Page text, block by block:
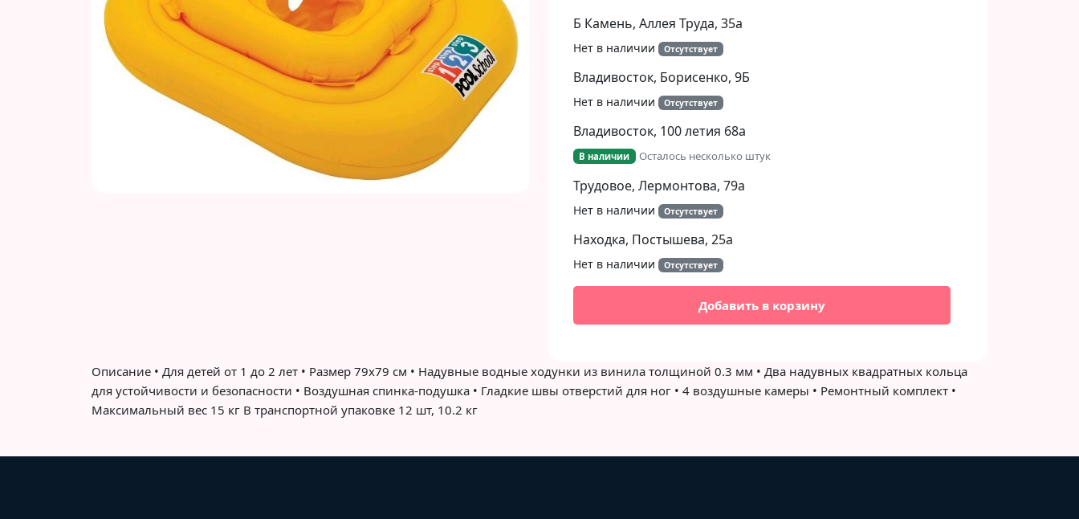
Б Камень, Аллея Труда, 35а
Нет в наличии Отсутствует
Владивосток, Борисенко, 9Б​
Нет в наличии Отсутствует
Владивосток, 100 летия 68а
В наличии Осталось несколько штук
Трудовое, Лермонтова, 79а
Нет в наличии Отсутствует
Находка, Постышева, 25а
Нет в наличии Отсутствует
Добавить в корзину
Описание • Для детей от 1 до 2 лет • Размер 79х79 см • Надувные водные ходунки из винила толщиной 0.3 мм • Два надувных квадратных кольца
для устойчивости и безопасности • Воздушная спинка-подушка • Гладкие швы отверстий для ног • 4 воздушные камеры • Ремонтный комплект •
Максимальный вес 15 кг В транспортной упаковке 12 шт, 10.2 кг